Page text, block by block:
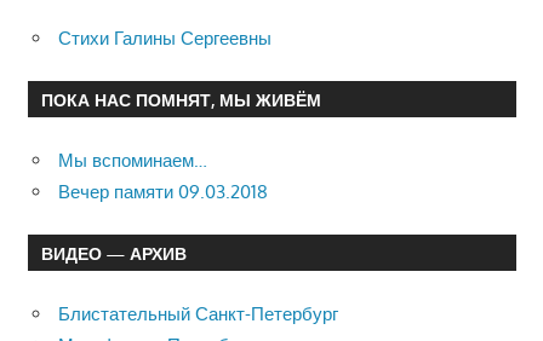
Стихи Галины Сергеевны
ПОКА НАС ПОМНЯТ, МЫ ЖИВЁМ
Мы вспоминаем…
Вечер памяти 09.03.2018
ВИДЕО — АРХИВ
Блистательный Санкт-Петербург